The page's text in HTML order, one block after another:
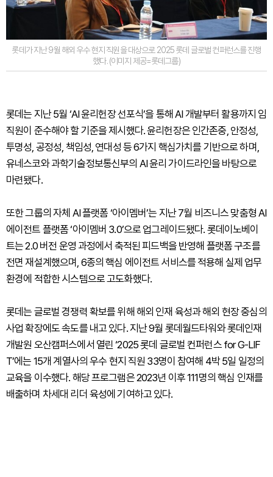
롯데가 지난 9월 해외 우수 현지 직원을 대상으로 2025 롯데 글로벌 컨퍼런스를 진행
했다. (이미지 제공=롯데그룹)
롯데는 지난 5월 ‘AI 윤리헌장 선포식’을 통해 AI 개발부터 활용까지 임
직원이 준수해야 할 기준을 제시했다. 윤리헌장은 인간존중, 안정성,
투명성, 공정성, 책임성, 연대성 등 6가지 핵심가치를 기반으로 하며,
유네스코와 과학기술정보통신부의 AI 윤리 가이드라인을 바탕으로
마련됐다.
또한 그룹의 자체 AI 플랫폼 ‘아이멤버’는 지난 7월 비즈니스 맞춤형 AI
에이전트 플랫폼 ‘아이멤버 3.0’으로 업그레이드됐다. 롯데이노베이
트는 2.0 버전 운영 과정에서 축적된 피드백을 반영해 플랫폼 구조를
전면 재설계했으며, 6종의 핵심 에이전트 서비스를 적용해 실제 업무
환경에 적합한 시스템으로 고도화했다.
롯데는 글로벌 경쟁력 확보를 위해 해외 인재 육성과 해외 현장 중심의
사업 확장에도 속도를 내고 있다. 지난 9월 롯데월드타워와 롯데인재
개발원 오산캠퍼스에서 열린 ‘2025 롯데 글로벌 컨퍼런스 for G-LIF
T’에는 15개 계열사의 우수 현지 직원 33명이 참여해 4박 5일 일정의
교육을 이수했다. 해당 프로그램은 2023년 이후 111명의 핵심 인재를
배출하며 차세대 리더 육성에 기여하고 있다.